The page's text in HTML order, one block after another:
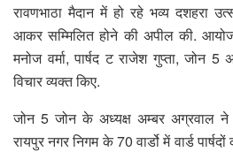
रावणभाठा मैदान में हो रहे भव्य दशहरा
आकर सम्मिलित होने की अपील की.
मनोज वर्मा, पार्षद ट राजेश गुप्ता, जोन
विचार व्यक्त किए.
जोन 5 जोन के अध्यक्ष अम्बर अग्रवाल
रायपुर नगर निगम के 70 वार्डो में वार्ड